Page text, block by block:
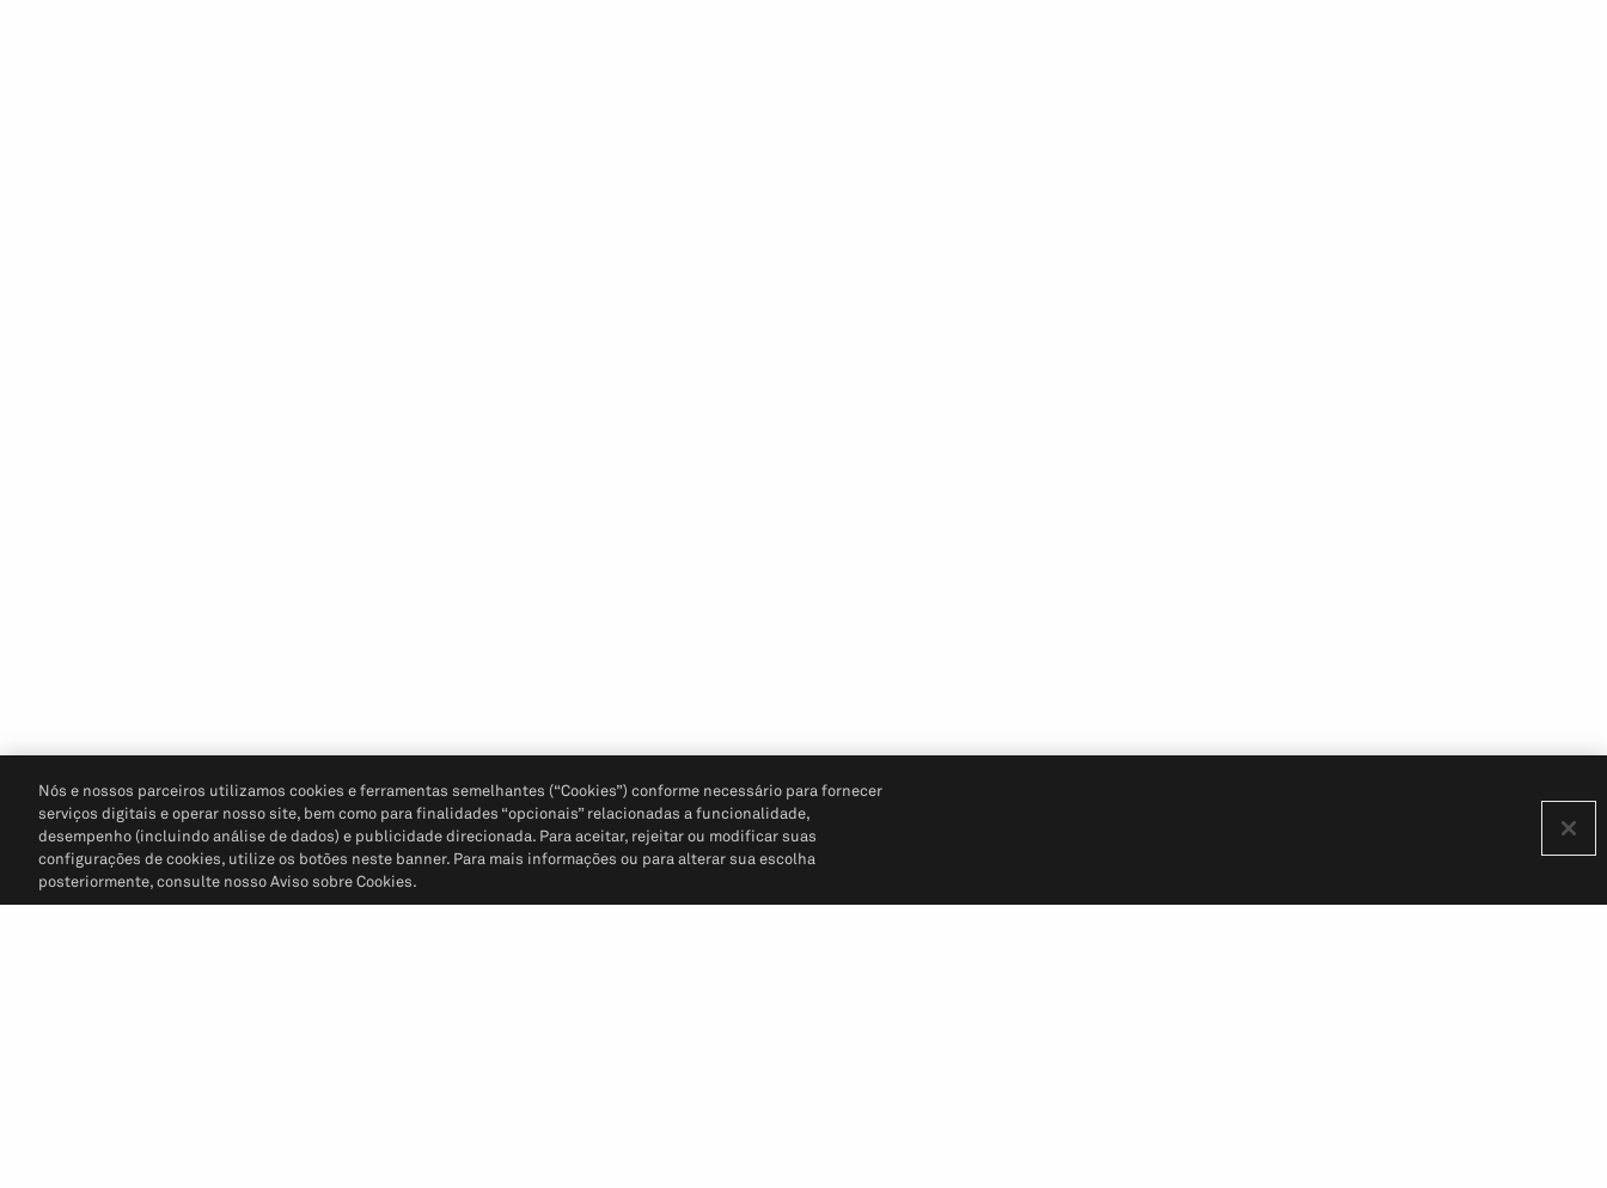
Nós e nossos parceiros utilizamos cookies e ferramentas semelhantes (“Cookies”) conforme necessário para fornecer
serviços digitais e operar nosso site, bem como para finalidades “opcionais” relacionadas a funcionalidade,
desempenho (incluindo análise de dados) e publicidade direcionada. Para aceitar, rejeitar ou modificar suas
configurações de cookies, utilize os botões neste banner. Para mais informações ou para alterar sua escolha
posteriormente, consulte nosso Aviso sobre Cookies.